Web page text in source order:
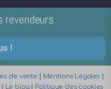
revendeurs
!
de vente| Mentions Légales |
| Le blog| Politique des cookies